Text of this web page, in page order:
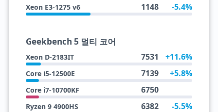
Xeon E3-1275 v6 1148 -5.4%
Geekbench 5 멀티 코어
Xeon D-2183IT 7531 +11.6%
Core i5-12500E 7139 +5.8%
Core i7-10700KF 6750
Ryzen 9 4900HS 6382 -5.5%